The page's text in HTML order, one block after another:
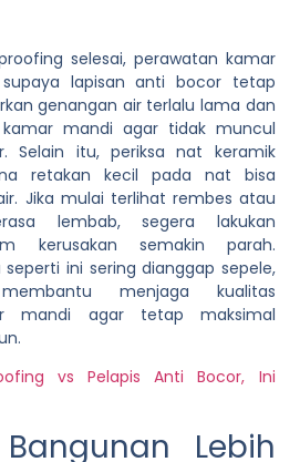
selesai, perawatan kamar
lapisan anti bocor tetap
genangan air terlalu lama dan
mandi agar tidak muncul
Selain itu, periksa nat keramik
retakan kecil pada nat bisa
Jika mulai terlihat rembes atau
lembab, segera lakukan
kerusakan semakin parah.
ini sering dianggap sepele,
menjaga kualitas
mandi agar tetap maksimal
vs Pelapis Anti Bocor, Ini
Lebih